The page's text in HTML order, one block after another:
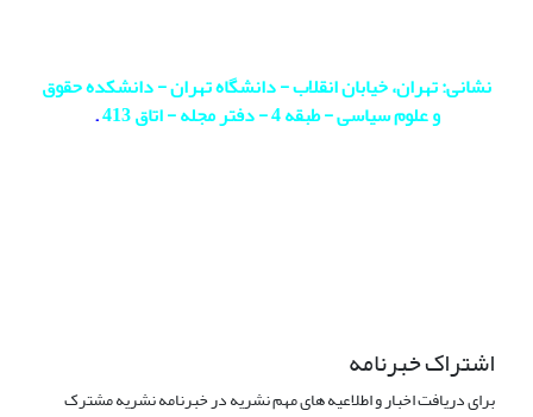
نشانی: تهران، خیابان انقلاب - دانشگاه تهران - دانشکده حقوق
و علوم سیاسی - طبقه 4 - دفتر مجله - اتاق 413
.
اشتراک خبرنامه
برای دریافت اخبار و اطلاعیه های مهم نشریه در خبرنامه نشریه مشترک